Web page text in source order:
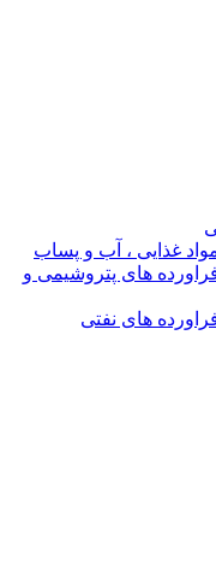
غذایی ، آب و پساب
های پتروشیمی و
های نفتی